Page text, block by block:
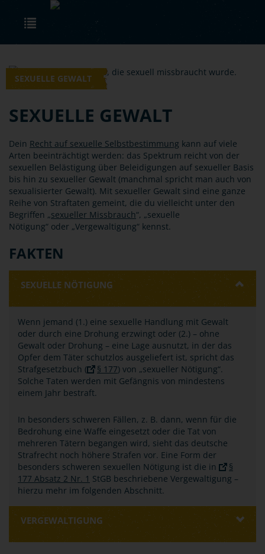
Skip to main content
SEXUELLE GEWALT
SEXUELLE GEWALT
Dein Recht auf sexuelle Selbstbestimmung kann auf viele
Arten beeinträchtigt werden: das Spektrum reicht von der
sexuellen Belästigung über Beleidigungen auf sexueller Basis
bis hin zu sexueller Gewalt (manchmal spricht man auch von
sexualisierter Gewalt). Mit sexueller Gewalt sind eine ganze
Reihe von Straftaten gemeint, die du vielleicht unter den
Begriffen „sexueller Missbrauch“, „sexuelle
Nötigung“ oder „Vergewaltigung“ kennst.
FAKTEN
SEXUELLE NÖTIGUNG
Wenn jemand (1.) eine sexuelle Handlung mit Gewalt
oder durch eine Drohung erzwingt oder (2.) – ohne
Gewalt oder Drohung – eine Lage ausnutzt, in der das
Opfer dem Täter schutzlos ausgeliefert ist, spricht das
Strafgesetzbuch (
§ 177) von „sexueller Nötigung“.
Solche Taten werden mit Gefängnis von mindestens
einem Jahr bestraft.
In besonders schweren Fällen, z. B. dann, wenn für die
Bedrohung eine Waffe eingesetzt oder die Tat von
mehreren Tätern begangen wird, sieht das deutsche
Strafrecht noch höhere Strafen vor. Eine Form der
besonders schweren sexuellen Nötigung ist die in
§
177 Absatz 2 Nr. 1 StGB beschriebene Vergewaltigung –
hierzu mehr im folgenden Abschnitt.
VERGEWALTIGUNG